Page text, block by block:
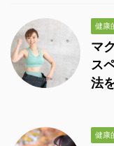
健康
マ
ス
法
健康